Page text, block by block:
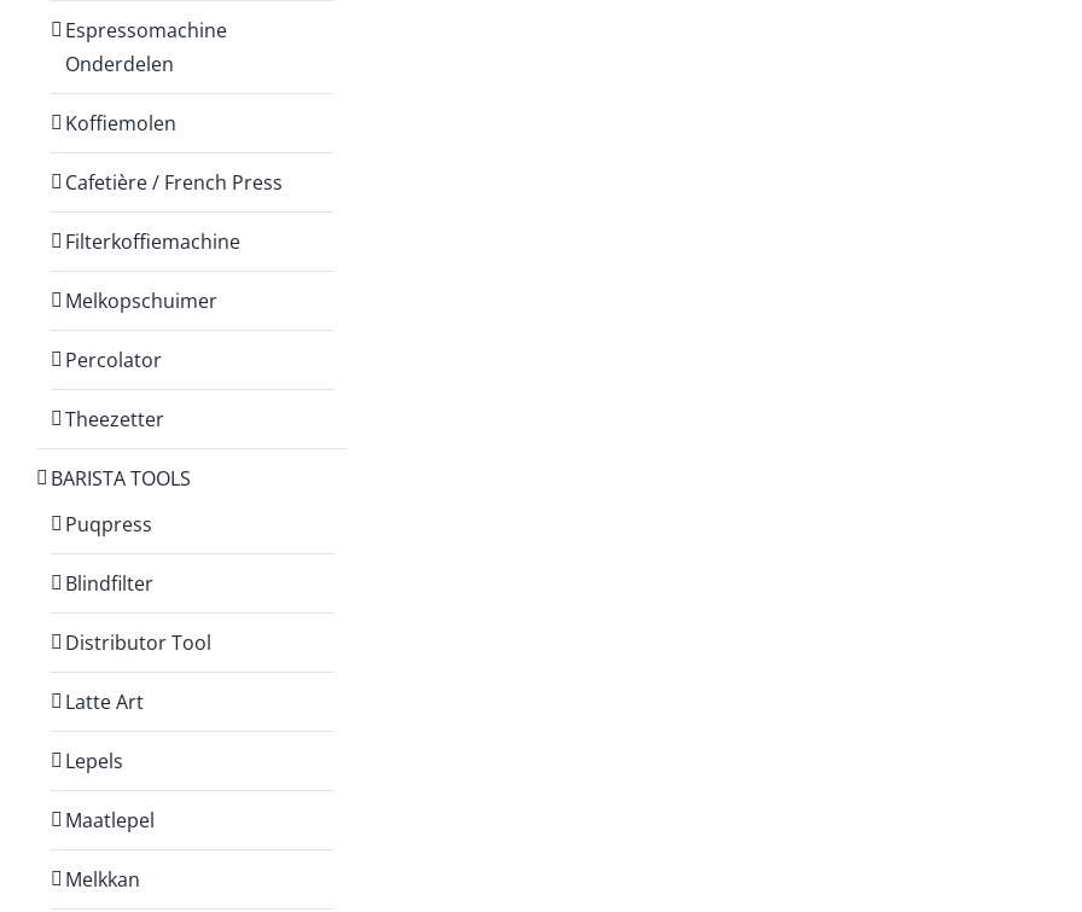
Espressomachine
Onderdelen
Koffiemolen
Cafetière / French Press
Filterkoffiemachine
Melkopschuimer
Percolator
Theezetter
BARISTA TOOLS
Puqpress
Blindfilter
Distributor Tool
Latte Art
Lepels
Maatlepel
Melkkan